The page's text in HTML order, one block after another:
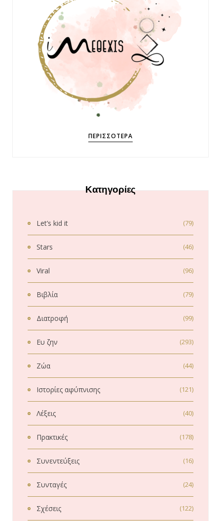
ΠΕΡΙΣΣΌΤΕΡΑ
Κατηγορίες
Let’s kid it (79)
Stars (46)
Viral (96)
Βιβλία (79)
Διατροφή (99)
Ευ ζην (293)
Ζώα (44)
Ιστορίες αφύπνισης (121)
Λέξεις (40)
Πρακτικές (178)
Συνεντεύξεις (16)
Συνταγές (24)
Σχέσεις (122)